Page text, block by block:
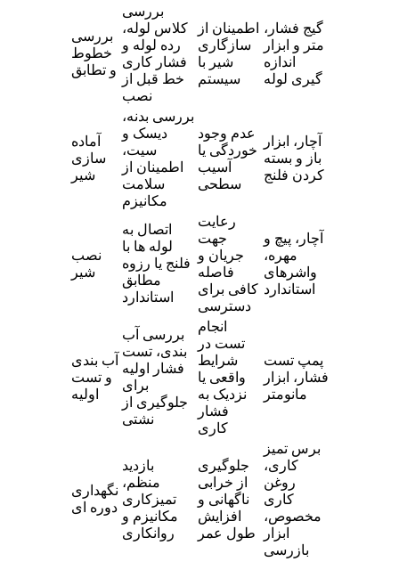
بررسی
خطوط
و تطابق
بررسی
کلاس لوله،
رده لوله و
فشار کاری
خط قبل از
نصب
اطمینان از
سازگاری
شیر با
سیستم
گیج فشار،
متر و ابزار
اندازه‌
گیری لوله
آماده‌
سازی
شیر
بررسی بدنه،
دیسک و
سیت،
اطمینان از
سلامت
مکانیزم
عدم وجود
خوردگی یا
آسیب
سطحی
آچار، ابزار
باز و بسته
کردن فلنج
نصب
شیر
اتصال به
لوله‌ ها با
فلنج یا رزوه
مطابق
استاندارد
رعایت
جهت
جریان و
فاصله
کافی برای
دسترسی
آچار، پیچ و
مهره،
واشرهای
استاندارد
آب‌ بندی
و تست
اولیه
بررسی آب‌
بندی، تست
فشار اولیه
برای
جلوگیری از
نشتی
انجام
تست در
شرایط
واقعی یا
نزدیک به
فشار
کاری
پمپ تست
فشار، ابزار
مانومتر
نگهداری
دوره‌ ای
بازدید
منظم،
تمیزکاری
مکانیزم و
روانکاری
جلوگیری
از خرابی
ناگهانی و
افزایش
طول عمر
برس تمیز
کاری،
روغن‌
کاری
مخصوص،
ابزار
بازرسی